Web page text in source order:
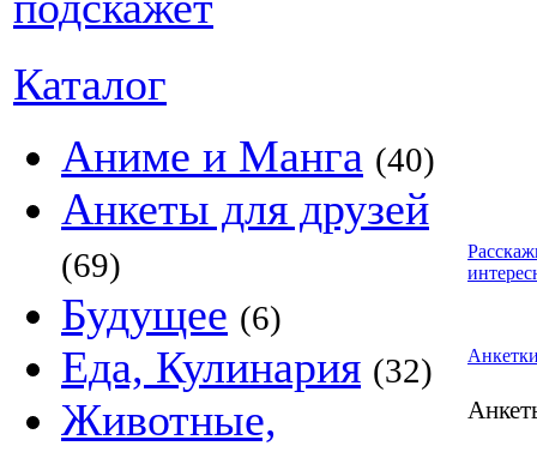
Каталог
Аниме и Манга (40)
Анкеты для друзей
(69)
Будущее (6)
Еда, Кулинария (32)
Животные,